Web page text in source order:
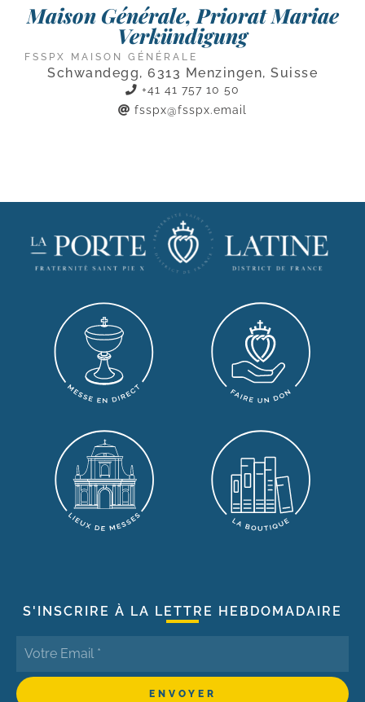
Maison Générale, Priorat Mariae
Verkündigung
FSSPX MAISON GÉNÉRALE
Schwandegg, 6313 Menzingen, Suisse
+41 41 757 10 50
fsspx@fsspx.email
S'INSCRIRE À LA LETTRE HEBDOMADAIRE